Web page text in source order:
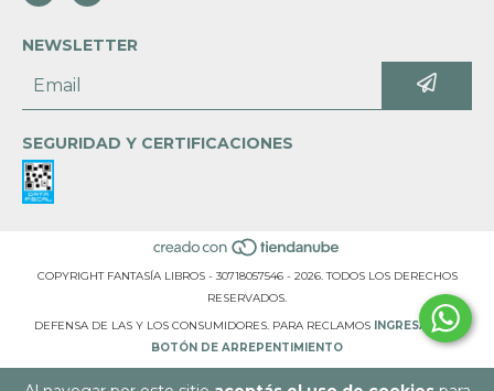
NEWSLETTER
SEGURIDAD Y CERTIFICACIONES
COPYRIGHT FANTASÍA LIBROS - 30718057546 - 2026. TODOS LOS DERECHOS
RESERVADOS.
DEFENSA DE LAS Y LOS CONSUMIDORES. PARA RECLAMOS
INGRESÁ ACÁ.
BOTÓN DE ARREPENTIMIENTO